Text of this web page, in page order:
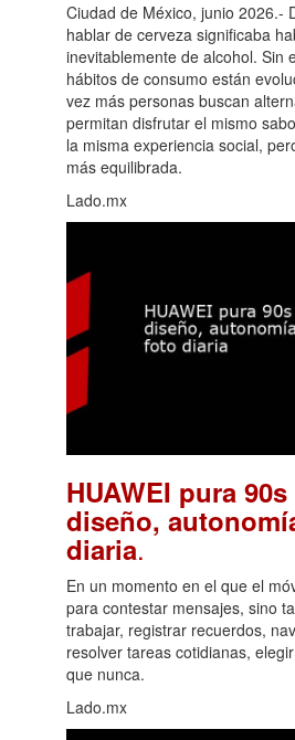
Ciudad de México, junio 2026.-
hablar de cerveza significaba
inevitablemente de alcohol. Sin
hábitos de consumo están
vez más personas buscan
permitan disfrutar el mismo
la misma experiencia social,
más equilibrada.
Lado.mx
HUAWEI pura
diseño,
diaria.
En un momento en el que el
para contestar mensajes, sino
trabajar, registrar recuerdos,
resolver tareas cotidianas,
que nunca.
Lado.mx